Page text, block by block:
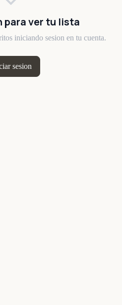
para ver tu lista
iniciando sesion en tu cuenta.
sesion